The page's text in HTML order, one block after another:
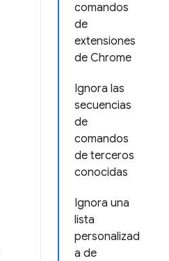
comandos
de
extensiones
de Chrome
Ignora las
secuencias
de
comandos
de terceros
conocidas
Ignora una
lista
personalizad
a de